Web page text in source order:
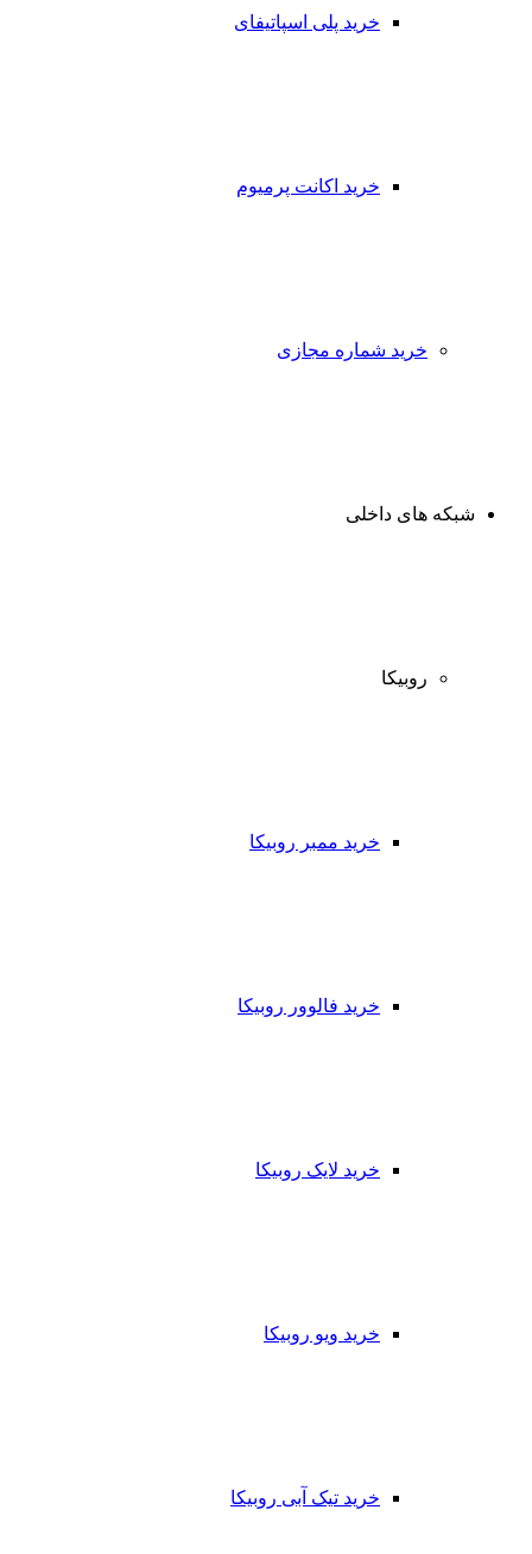
خرید پلی اسپاتیفای
خرید اکانت پرمیوم
خرید شماره مجازی
شبکه های داخلی
روبیکا
خرید ممبر روبیکا
خرید فالوور روبیکا
خرید لایک روبیکا
خرید ویو روبیکا
خرید تیک آبی روبیکا